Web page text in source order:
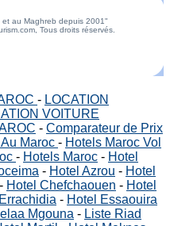
et au Maghreb depuis 2001"
Tous droits réservés.
- LOCATION
VOITURE
- Comparateur de Prix
Maroc - Hotels Maroc Vol
- Hotels Maroc - Hotel
- Hotel Azrou - Hotel
- Hotel Chefchaouen - Hotel
- Hotel Essaouira
Mgouna - Liste Riad